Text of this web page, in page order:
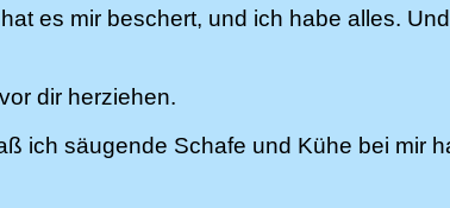
es mir beschert, und ich habe alles.
dir herziehen.
ich säugende Schafe und Kühe bei mir